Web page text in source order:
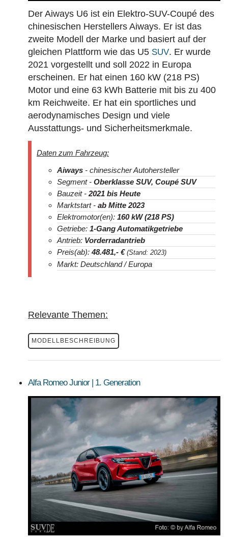
Der Aiways U6 ist ein Elektro-SUV-Coupé des
chinesischen Herstellers Aiways. Er ist das
zweite Modell der Marke und basiert auf der
gleichen Plattform wie das U5 SUV. Er wurde
2021 vorgestellt und soll 2022 in Europa
erscheinen. Er hat einen 160 kW (218 PS)
Motor und eine 63 kWh Batterie mit bis zu 400
km Reichweite. Er hat ein sportliches und
aerodynamisches Design und viele
Ausstattungs- und Sicherheitsmerkmale.
Daten zum Fahrzeug:
Aiways - chinesischer Autohersteller
Segment - Oberklasse SUV, Coupé SUV
Bauzeit -2021 bis Heute
Marktstart - ab Mitte 2023
Elektromotor(en): 160 kW (218 PS)
Getriebe: 1-Gang Automatikgetriebe
Antrieb: Vorderradantrieb
Preis(ab):48.481,- € (Stand: 2023)
Markt: Deutschland / Europa
Relevante Themen:
MODELLBESCHREIBUNG
Alfa Romeo Junior | 1. Generation